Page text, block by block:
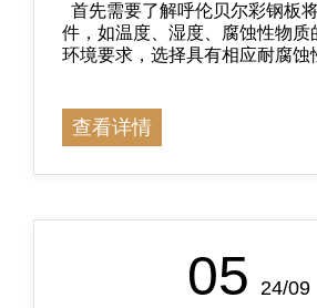
己的彩钢板材
首先需要了解呼伦贝尔彩钢板
件，如温度、湿度、腐蚀性物质
环境要求，选择具有相应耐腐蚀
查看详情
05 24/09